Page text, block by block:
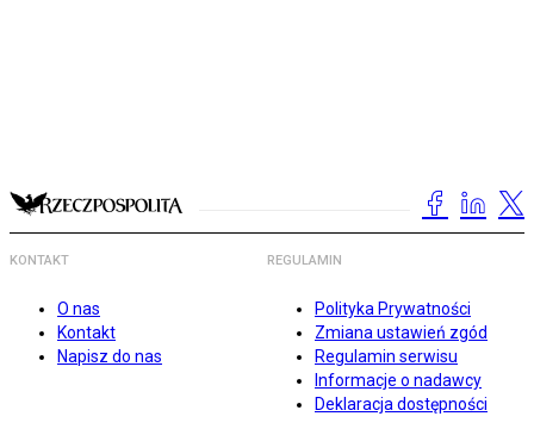
KONTAKT
O nas
Kontakt
Napisz do nas
REGULAMIN
Polityka Prywatności
Zmiana ustawień zgód
Regulamin serwisu
Informacje o nadawcy
Deklaracja dostępności